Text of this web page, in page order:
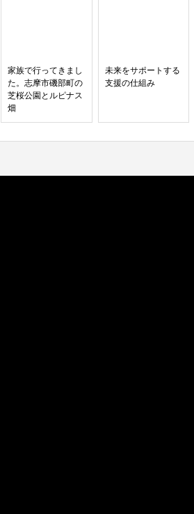
家族で行ってきまし
た。志摩市磯部町の
芝桜公園とルピナス
畑
未来をサポートする
支援の仕組み